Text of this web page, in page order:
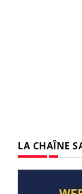
LA CHAÎNE